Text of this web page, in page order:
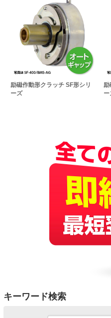
励磁作動形クラッチ SF形シリ
ーズ
励
ー
キーワード検索